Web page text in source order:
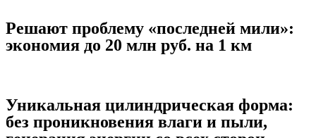
Решают проблему «последней мили»:
экономия до 20 млн руб. на 1 км
Уникальная цилиндрическая форма:
без проникновения влаги и пыли,